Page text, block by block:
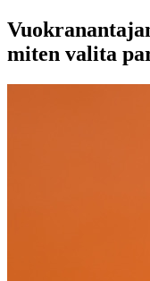
miten valita